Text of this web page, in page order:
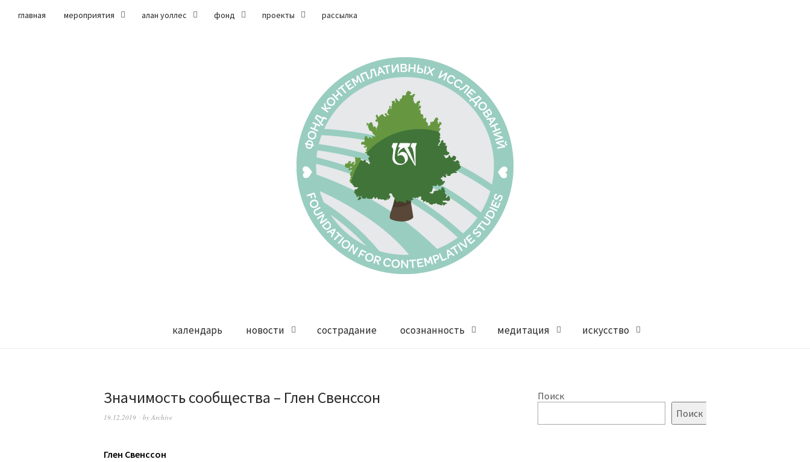
главная мероприятия алан уоллес фонд проекты рассылка
календарь новости сострадание осознанность медитация искусство
Значимость сообщества – Глен Свенссон
19.12.2019 by Archive
Глен Свенссон
Поиск
Поиск